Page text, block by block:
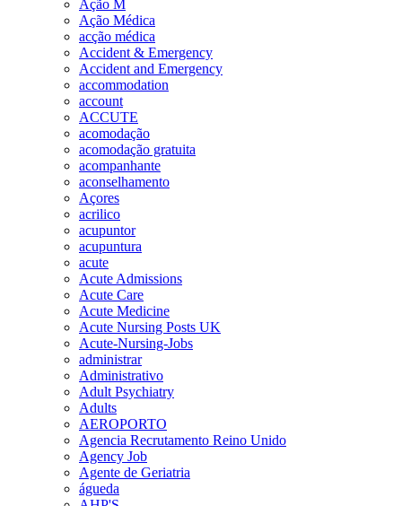
Ação M
Ação Médica
acção médica
Accident & Emergency
Accident and Emergency
accommodation
account
ACCUTE
acomodação
acomodação gratuita
acompanhante
aconselhamento
Açores
acrilico
acupuntor
acupuntura
acute
Acute Admissions
Acute Care
Acute Medicine
Acute Nursing Posts UK
Acute-Nursing-Jobs
administrar
Administrativo
Adult Psychiatry
Adults
AEROPORTO
Agencia Recrutamento Reino Unido
Agency Job
Agente de Geriatria
águeda